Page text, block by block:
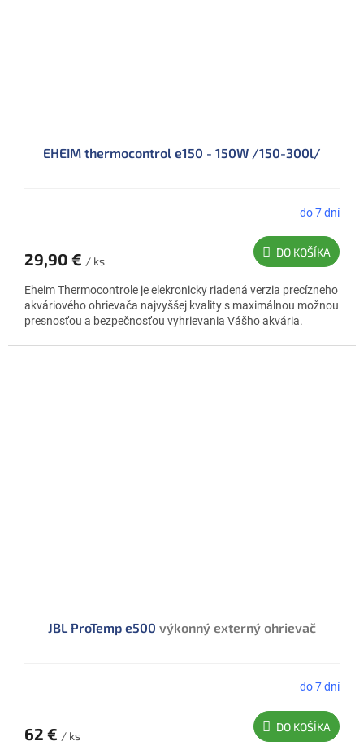
EHEIM thermocontrol e150 - 150W /150-300l/
do 7 dní
29,90 € / ks
DO KOŠÍKA
Eheim Thermocontrole je elekronicky riadená verzia precízneho
akváriového ohrievača najvyššej kvality s maximálnou možnou
presnosťou a bezpečnosťou vyhrievania Vášho akvária.
JBL ProTemp e500 výkonný externý ohrievač
do 7 dní
62 € / ks
DO KOŠÍKA